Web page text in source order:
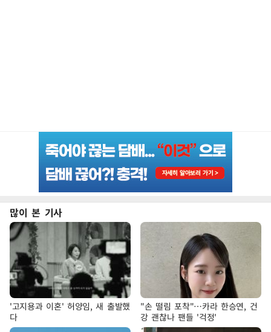
많이 본 기사
'고지용과 이혼' 허양임, 새 출발했
다
"손 떨림 포착"…카라 한승연, 건
강 괜찮나 팬들 '걱정'